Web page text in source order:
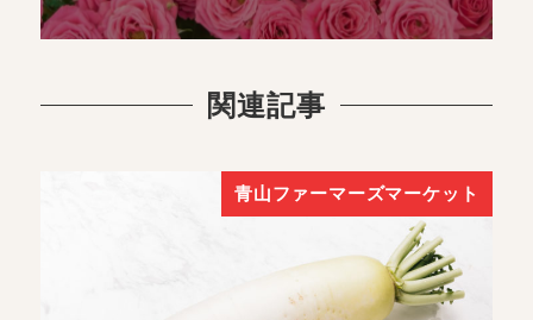
関連記事
青山ファーマーズマーケット